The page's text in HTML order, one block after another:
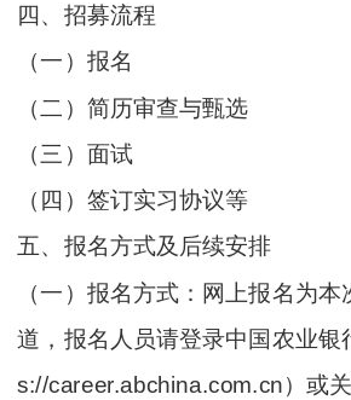
四、招募流程
（一）报名
（二）简历审查与甄选
（三）面试
（四）签订实习协议等
五、报名方式及后续安排
（一）报名方式：网上报名为
道，报名人员请登录中国农业银
s://career.abchina.com.cn）或